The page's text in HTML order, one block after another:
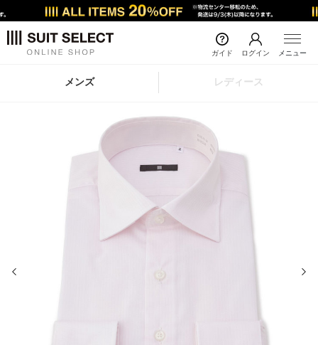
ガイド ログイン メニュー
メンズ レディース